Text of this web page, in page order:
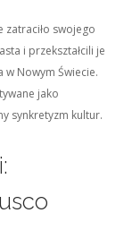
zatraciło swojego
i przekształcili je
Nowym Świecie.
jako
synkretyzm kultur.